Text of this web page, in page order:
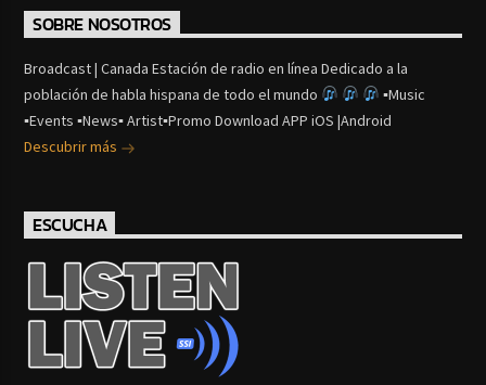
SOBRE NOSOTROS
Broadcast | Canada Estación de radio en línea Dedicado a la
población de habla hispana de todo el mundo
▪Music
▪Events ▪News▪ Artist▪Promo Download APP iOS |Android
Descubrir más
ESCUCHA